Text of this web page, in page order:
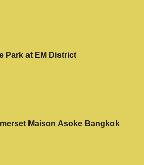
Park at EM District
Maison Asoke Bangkok